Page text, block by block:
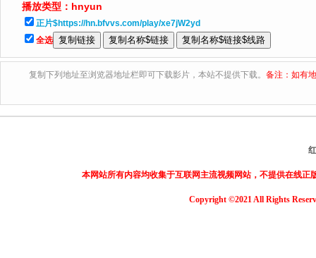
播放类型： hnyun
正片$https://hn.bfvvs.com/play/xe7jW2yd
全选
复制下列地址至浏览器地址栏即可下载影片，本站不提供下载。 备注：如有
本网站所有内容均收集于互联网主流视频网站，不提供在线
Copyright ©2021 All Rights